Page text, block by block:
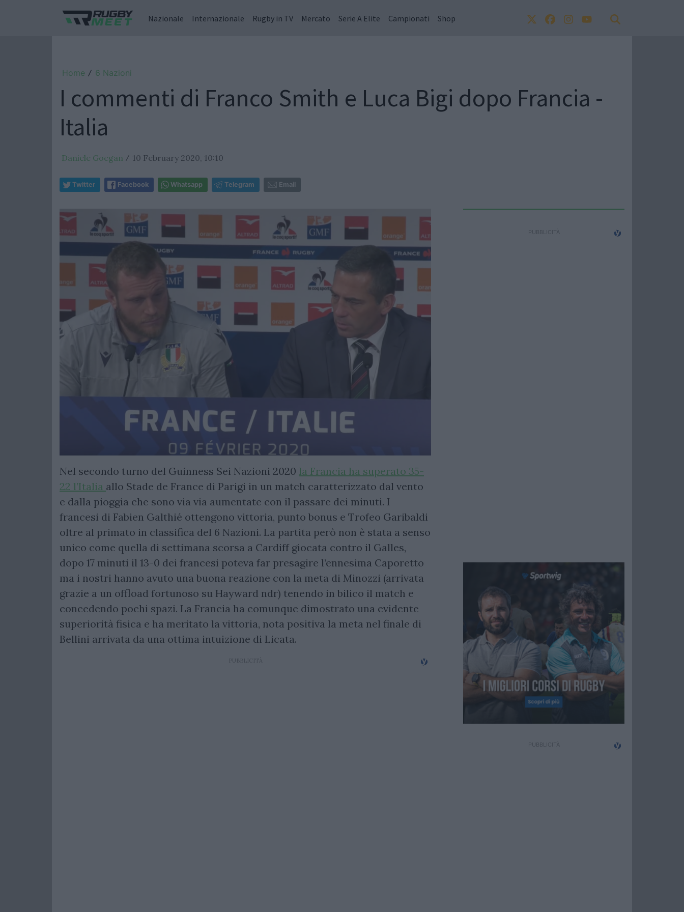
Nazionale Internazionale Rugby in TV Mercato Serie A Elite Campionati Shop
Home / 6 Nazioni
I commenti di Franco Smith e Luca Bigi dopo Francia -
Italia
Daniele Goegan / 10 February 2020, 10:10
Twitter Facebook Whatsapp Telegram Email
Nel secondo turno del Guinness Sei Nazioni 2020 la Francia ha superato 35-
22 l’Italia allo Stade de France di Parigi in un match caratterizzato dal vento
e dalla pioggia che sono via via aumentate con il passare dei minuti. I
francesi di Fabien Galthié ottengono vittoria, punto bonus e Trofeo Garibaldi
oltre al primato in classifica del 6 Nazioni. La partita però non è stata a senso
unico come quella di settimana scorsa a Cardiff giocata contro il Galles,
dopo 17 minuti il 13-0 dei francesi poteva far presagire l’ennesima Caporetto
ma i nostri hanno avuto una buona reazione con la meta di Minozzi (arrivata
grazie a un offload fortunoso su Hayward ndr) tenendo in bilico il match e
concedendo pochi spazi. La Francia ha comunque dimostrato una evidente
superiorità fisica e ha meritato la vittoria, nota positiva la meta nel finale di
Bellini arrivata da una ottima intuizione di Licata.